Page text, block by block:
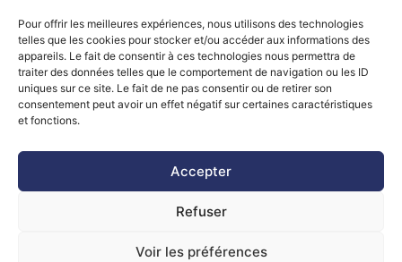
Pour offrir les meilleures expériences, nous utilisons des technologies
telles que les cookies pour stocker et/ou accéder aux informations des
appareils. Le fait de consentir à ces technologies nous permettra de
traiter des données telles que le comportement de navigation ou les ID
uniques sur ce site. Le fait de ne pas consentir ou de retirer son
consentement peut avoir un effet négatif sur certaines caractéristiques
et fonctions.
Accepter
Refuser
Voir les préférences
Suivez-nous !
Copyright © 2026 TRIMAY | Powered by